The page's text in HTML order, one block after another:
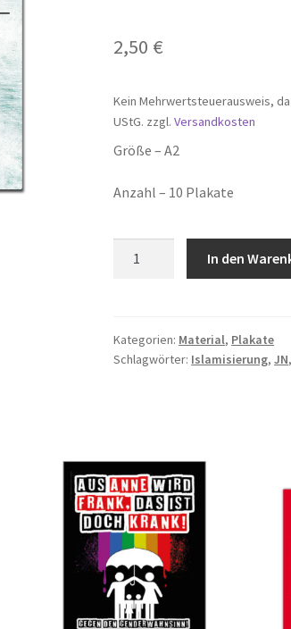
2,50 €
Kein Mehrwertsteuerausweis,
UStG. zzgl.Versandkosten
Größe – A2
Anzahl – 10 Plakate
Menge
In den
Kategorien: Material, Plakate
Schlagwörter: Islamisierung,JN